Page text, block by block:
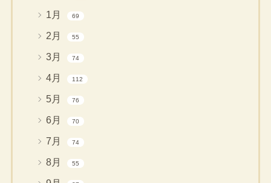
1月 69
2月 55
3月 74
4月 112
5月 76
6月 70
7月 74
8月 55